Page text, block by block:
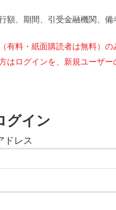
額、期間、引受金融機関、備
有料・紙面購読者は無料）の
はログインを、新規ユーザ
グイン
ドレス